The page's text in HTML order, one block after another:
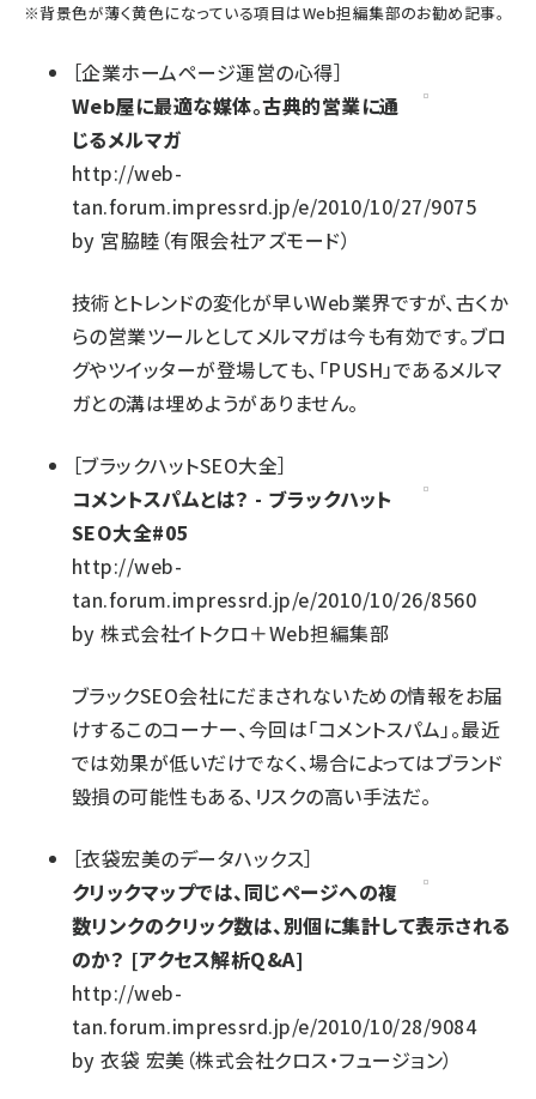
※背景色が薄く黄色になっている項目はWeb担編集部のお勧め記事。
［企業ホームページ運営の心得］
Web屋に最適な媒体。古典的営業に通
じるメルマガ
http://web-
tan.forum.impressrd.jp/e/2010/10/27/9075
by 宮脇睦（有限会社アズモード）
技術とトレンドの変化が早いWeb業界ですが、古くか
らの営業ツールとしてメルマガは今も有効です。ブロ
グやツイッターが登場しても、「PUSH」であるメルマ
ガとの溝は埋めようがありません。
［ブラックハットSEO大全］
コメントスパムとは？ - ブラックハット
SEO大全#05
http://web-
tan.forum.impressrd.jp/e/2010/10/26/8560
by株式会社イトクロ＋Web担編集部
ブラックSEO会社にだまされないための情報をお届
けするこのコーナー、今回は「コメントスパム」。最近
では効果が低いだけでなく、場合によってはブランド
毀損の可能性もある、リスクの高い手法だ。
［衣袋宏美のデータハックス］
クリックマップでは、同じページへの複
数リンクのクリック数は、別個に集計して表示される
のか？ [アクセス解析Q&A]
http://web-
tan.forum.impressrd.jp/e/2010/10/28/9084
by衣袋 宏美（株式会社クロス・フュージョン）